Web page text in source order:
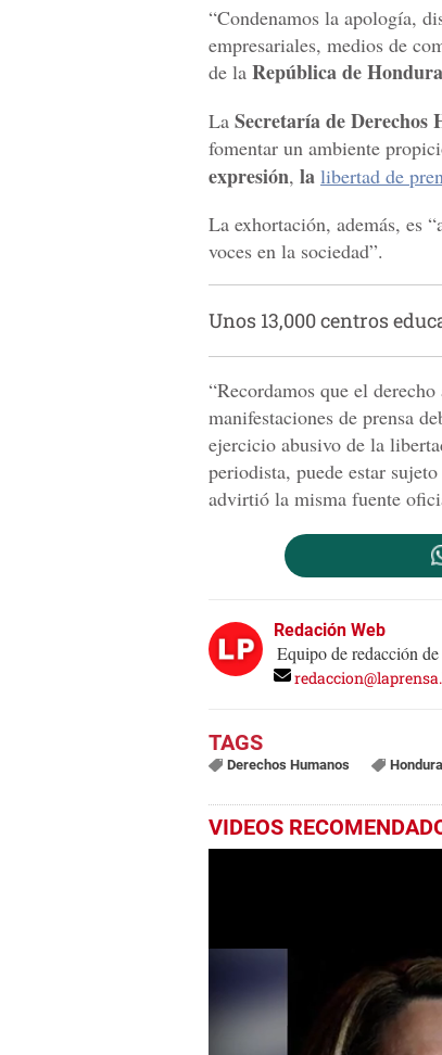
“Condenamos la apología,
empresariales, medios de
de la República de
La Secretaría de Derechos
fomentar un ambiente
expresión, la libertad de
La exhortación, además, es
voces en la sociedad”.
Unos 13,000 centros
“Recordamos que el
manifestaciones de prensa
ejercicio abusivo de la
periodista, puede estar
advirtió la misma fuente
Redación Web
Equipo de redacción
Derechos Humanos
VIDEOS